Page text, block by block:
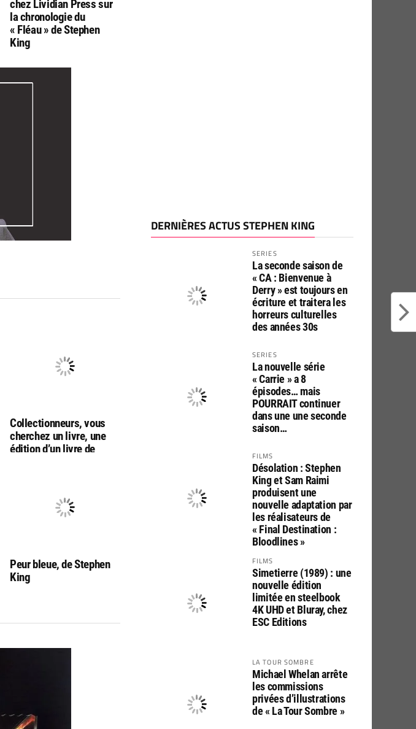
chez Lividian Press sur
la chronologie du
« Fléau » de Stephen
King
Collectionneurs, vous
cherchez un livre, une
édition d’un livre de
Peur bleue, de Stephen
King
DERNIÈRES ACTUS STEPHEN KING
SERIES
La seconde saison de
« CA : Bienvenue à
Derry » est toujours en
écriture et traitera les
horreurs culturelles
des années 30s
SERIES
La nouvelle série
« Carrie » a 8
épisodes… mais
POURRAIT continuer
dans une une seconde
saison…
FILMS
Désolation : Stephen
King et Sam Raimi
produisent une
nouvelle adaptation par
les réalisateurs de
« Final Destination :
Bloodlines »
FILMS
Simetierre (1989) : une
nouvelle édition
limitée en steelbook
4K UHD et Bluray, chez
ESC Editions
LA TOUR SOMBRE
Michael Whelan arrête
les commissions
privées d’illustrations
de « La Tour Sombre »